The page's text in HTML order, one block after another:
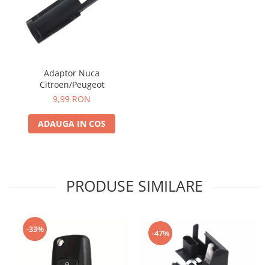
Adaptor Nuca
Citroen/Peugeot
9,99 RON
ADAUGA IN COS
PRODUSE SIMILARE
-33% -47%